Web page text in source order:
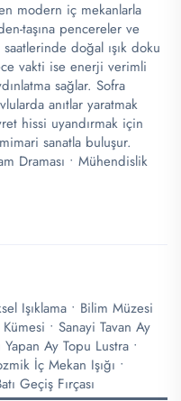
modern iç mekanlarla
taşına pencereler ve
doğal ışık doku
vakti ise enerji verimli
sağlar. Sofra
anıtlar yaratmak
hissi uyandırmak için
sanatla buluşur.
Draması • Mühendislik
Işıklama • Bilim Müzesi
• Sanayi Tavan Ay
Yapan Ay Topu Lustra •
İç Mekan Işığı •
Geçiş Fırçası